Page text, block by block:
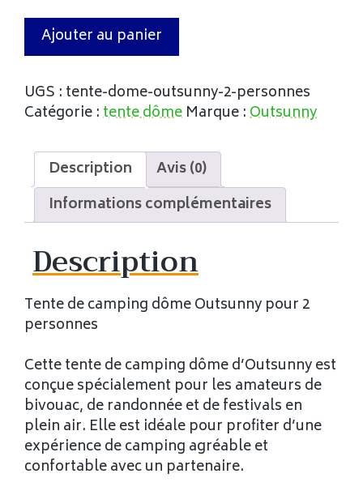
Ajouter au panier
UGS : tente-dome-outsunny-2-personnes
Catégorie :tente dôme Marque :Outsunny
Description
Avis (0)
Informations complémentaires
Description
Tente de camping dôme Outsunny pour 2
personnes
Cette tente de camping dôme d’Outsunny est
conçue spécialement pour les amateurs de
bivouac, de randonnée et de festivals en
plein air. Elle est idéale pour profiter d’une
expérience de camping agréable et
confortable avec un partenaire.